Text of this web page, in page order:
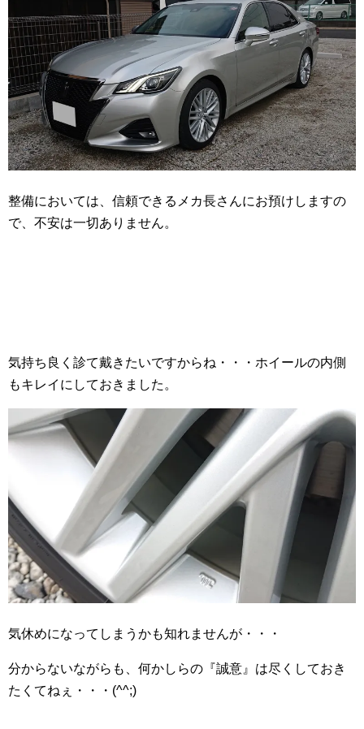
整備においては、信頼できるメカ長さんにお預けしますの
で、不安は一切ありません。
気持ち良く診て戴きたいですからね・・・ホイールの内側
もキレイにしておきました。
気休めになってしまうかも知れませんが・・・
分からないながらも、何かしらの『誠意』は尽くしておき
たくてねぇ・・・(^^;)ゞ